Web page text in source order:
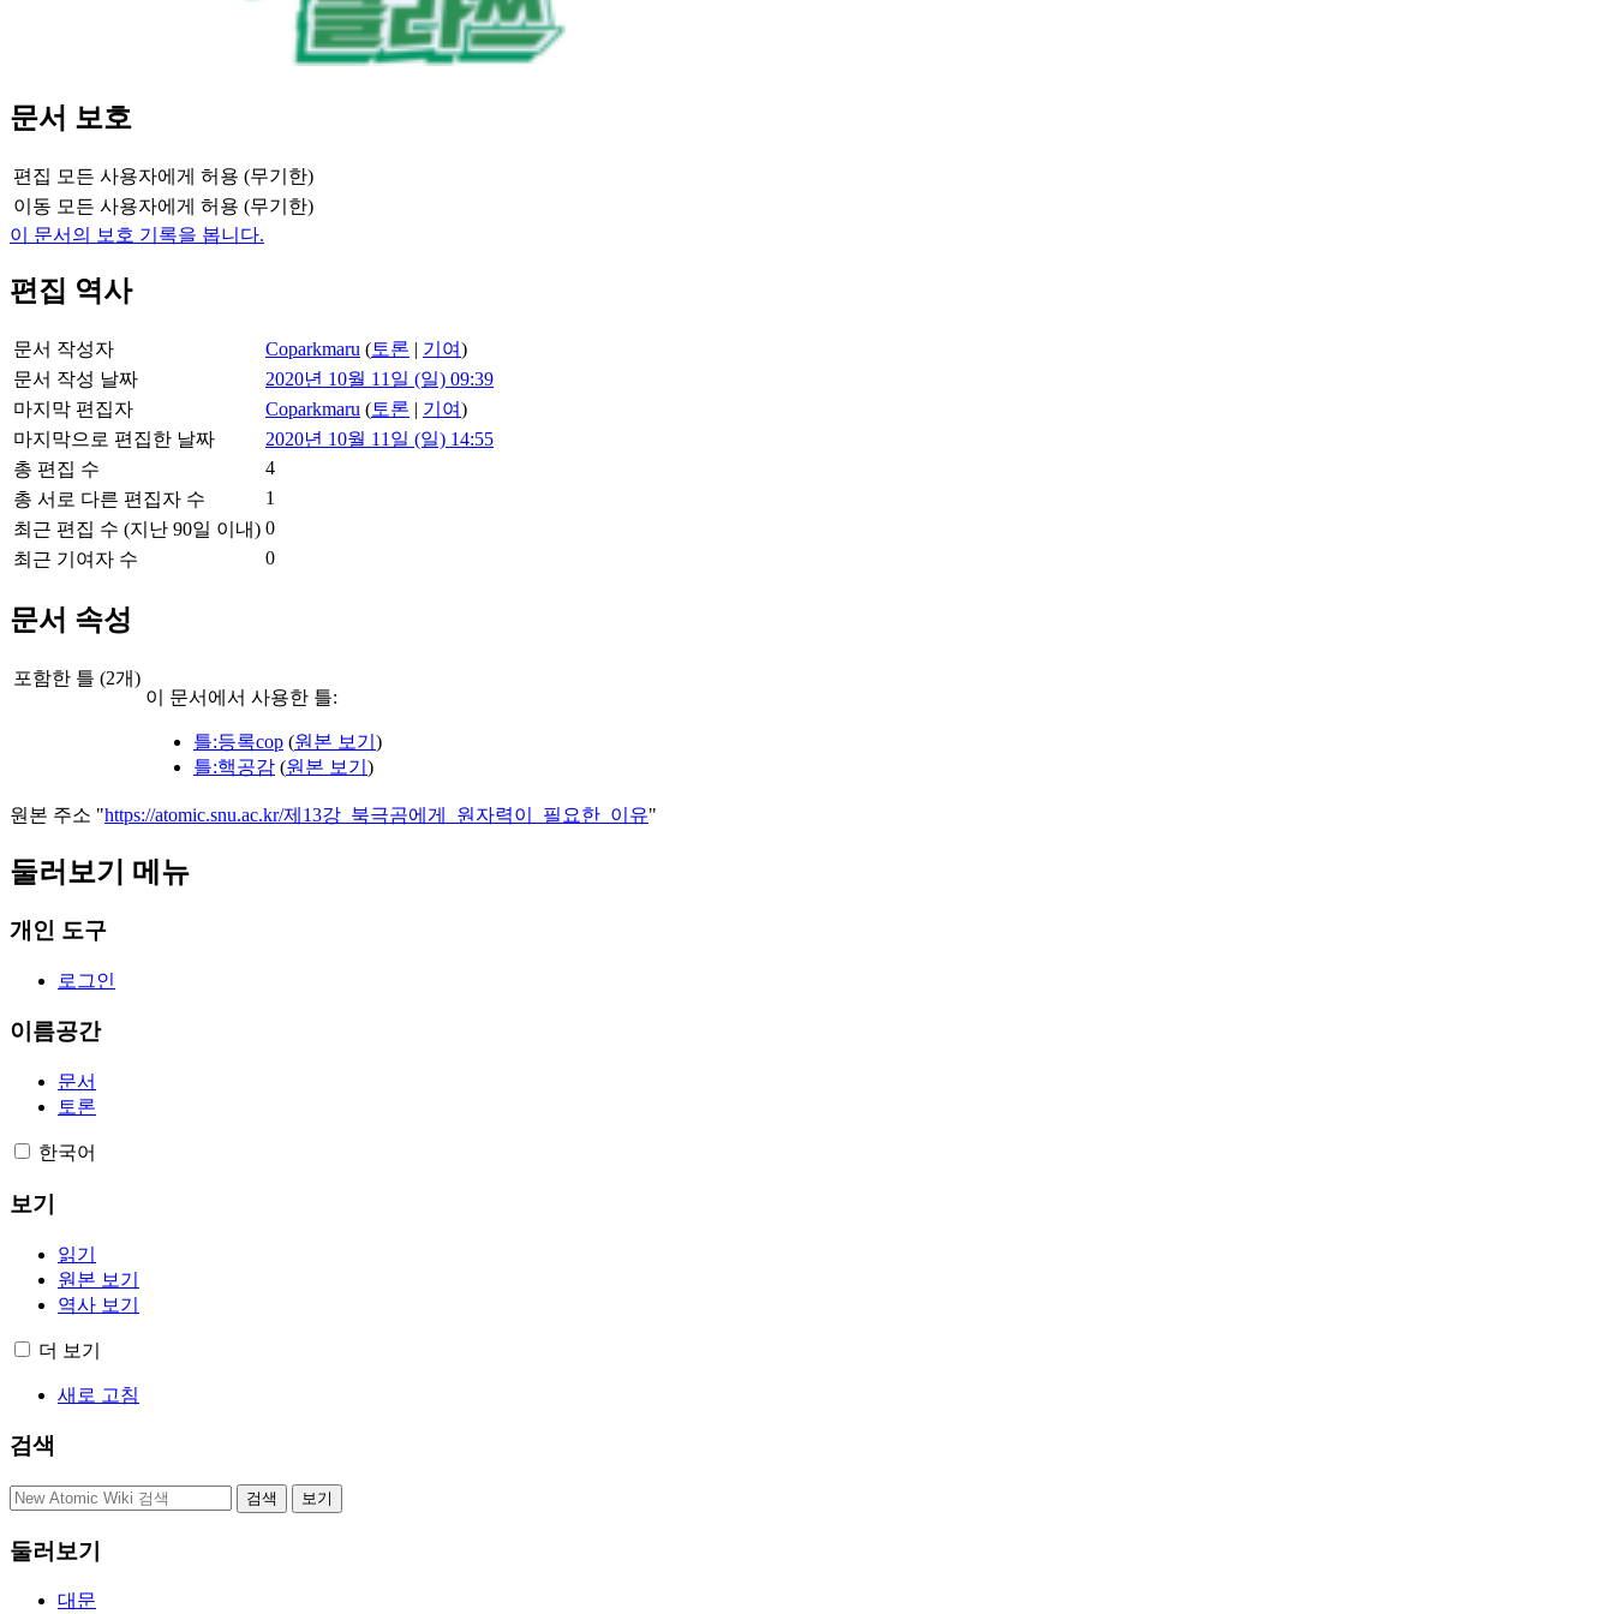
문서 보호
편집 모든 사용자에게 허용 (무기한)
이동 모든 사용자에게 허용 (무기한)
이 문서의 보호 기록을 봅니다.
편집 역사
문서 작성자 Coparkmaru (토론 | 기여)
문서 작성 날짜
2020년 10월 11일 (일) 09:39
마지막 편집자
Coparkmaru (토론 | 기여)
마지막으로 편집한 날짜
2020년 10월 11일 (일) 14:55
총 편집 수
4
총 서로 다른 편집자 수
1
최근 편집 수 (지난 90일 이내) 0
최근 기여자 수
0
문서 속성
포함한 틀 (2개)
이 문서에서 사용한 틀:
틀:등록cop (원본 보기 )
틀:핵공감 (원본 보기 )
원본 주소 "https://atomic.snu.ac.kr/제13강_북극곰에게_원자력이_필요한_이유"
둘러보기 메뉴
개인 도구
로그인
이름공간
문서
토론
한국어
보기
읽기
원본 보기
역사 보기
더 보기
새로 고침
검색
둘러보기
대문